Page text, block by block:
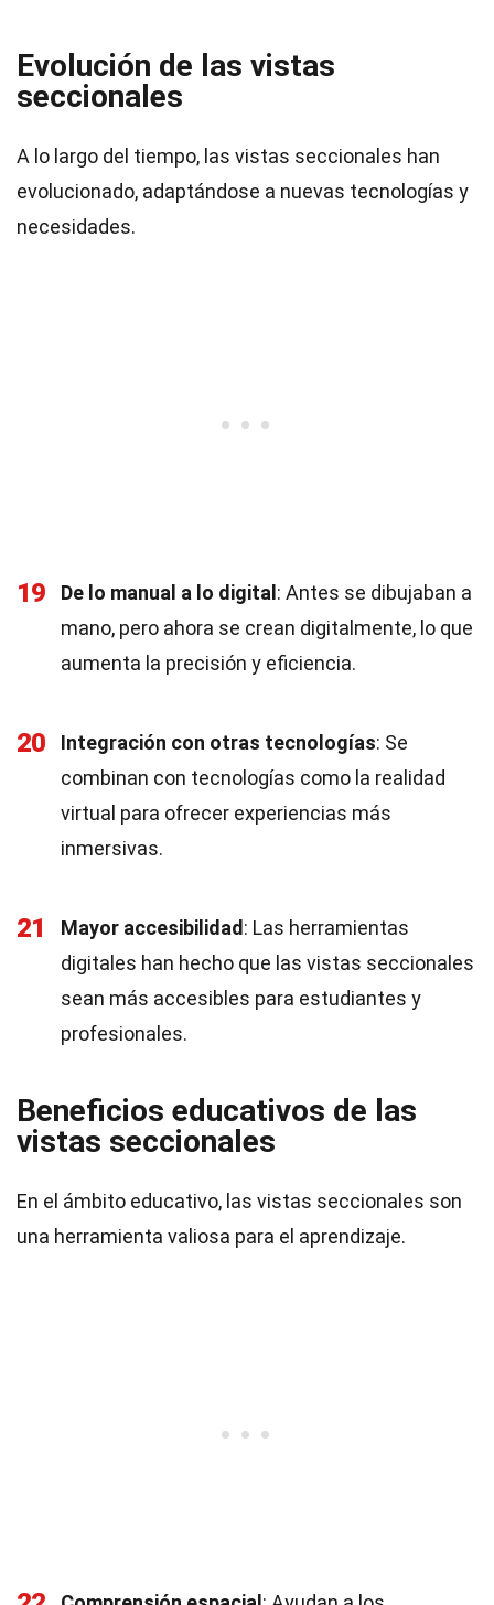
Evolución de las vistas
seccionales
A lo largo del tiempo, las vistas seccionales han
evolucionado, adaptándose a nuevas tecnologías y
necesidades.
19 De lo manual a lo digital : Antes se dibujaban a
mano, pero ahora se crean digitalmente, lo que
aumenta la precisión y eficiencia.
20 Integración con otras tecnologías: Se
combinan con tecnologías como la realidad
virtual para ofrecer experiencias más
inmersivas.
21 Mayor accesibilidad : Las herramientas
digitales han hecho que las vistas seccionales
sean más accesibles para estudiantes y
profesionales.
Beneficios educativos de las
vistas seccionales
En el ámbito educativo, las vistas seccionales son
una herramienta valiosa para el aprendizaje.